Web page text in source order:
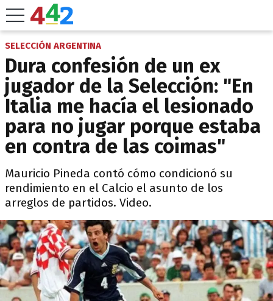
SELECCIÓN ARGENTINA
Dura confesión de un ex
jugador de la Selección: "En
Italia me hacía el lesionado
para no jugar porque estaba
en contra de las coimas"
Mauricio Pineda contó cómo condicionó su
rendimiento en el Calcio el asunto de los
arreglos de partidos. Video.